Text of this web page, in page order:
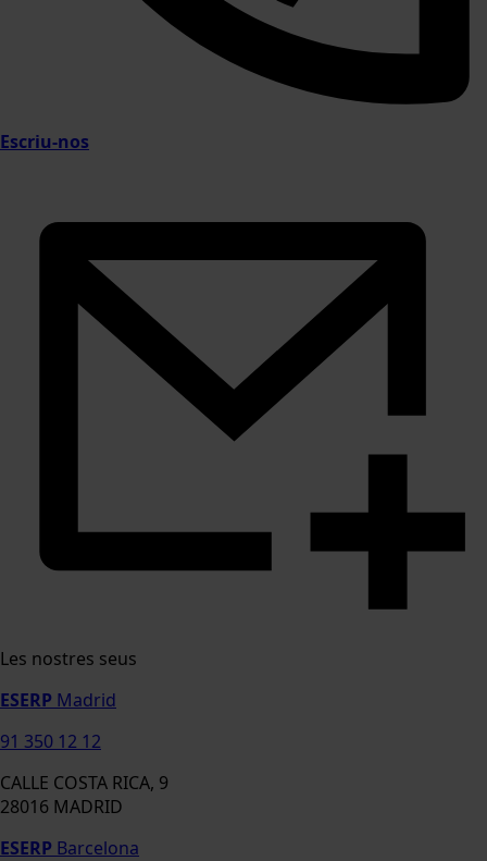
Escriu-nos
Les nostres seus
ESERP Madrid
91 350 12 12
CALLE COSTA RICA, 9
28016 MADRID
ESERP Barcelona